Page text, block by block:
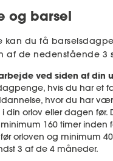
og barsel
kan du få
af de nedenstående 3
ved siden af din
hvis du har et
hvor du har
din orlov eller dagen før.
160 timer inden
orloven og minimum
3 af de 4 måneder.